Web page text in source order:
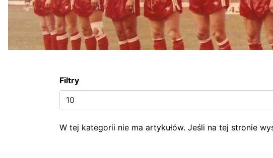
Filtry
Pokaż
#
W tej kategorii nie ma artykułów. Jeśli na tej stronie